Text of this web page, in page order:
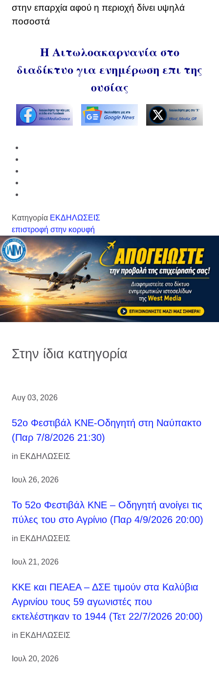
στην επαρχία αφού η περιοχή δίνει υψηλά
ποσοστά
Η Αιτωλοακαρνανία στο
διαδίκτυο για ενημέρωση επι της
ουσίας
Κατηγορία ΕΚΔΗΛΩΣΕΙΣ
επιστροφή στην κορυφή
Στην ίδια κατηγορία
Αυγ 03, 2026
52ο Φεστιβάλ ΚΝΕ-Οδηγητή στη Ναύπακτο
(Παρ 7/8/2026 21:30)
in ΕΚΔΗΛΩΣΕΙΣ
Ιουλ 26, 2026
Το 52ο Φεστιβάλ ΚΝΕ – Οδηγητή ανοίγει τις
πύλες του στο Αγρίνιο (Παρ 4/9/2026 20:00)
in ΕΚΔΗΛΩΣΕΙΣ
Ιουλ 21, 2026
ΚΚΕ και ΠΕΑΕΑ – ΔΣΕ τιμούν στα Καλύβια
Αγρινίου τους 59 αγωνιστές που
εκτελέστηκαν το 1944 (Τετ 22/7/2026 20:00)
in ΕΚΔΗΛΩΣΕΙΣ
Ιουλ 20, 2026